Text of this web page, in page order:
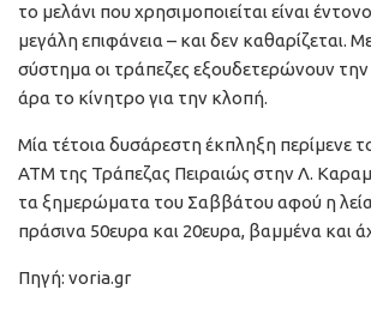
το μελάνι που χρησιμοποιείται είναι
μεγάλη επιφάνεια – και δεν καθαρίζεται.
σύστημα οι τράπεζες εξουδετερώνουν την
άρα το κίνητρο για την κλοπή.
Μία τέτοια δυσάρεστη έκπληξη περίμενε
ΑΤΜ της Τράπεζας Πειραιώς στην Λ.
τα ξημερώματα του Σαββάτου αφού η
πράσινα 50ευρα και 20ευρα, βαμμένα και
Πηγή: voria.gr